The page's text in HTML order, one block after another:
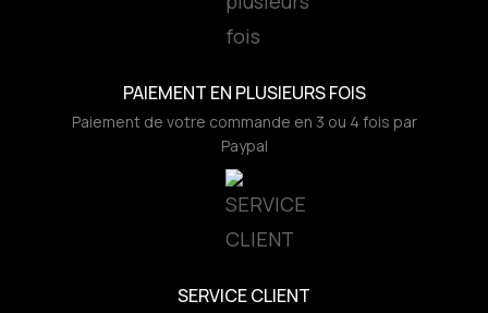
PAIEMENT EN PLUSIEURS FOIS
Paiement de votre commande en 3 ou 4 fois par
Paypal
SERVICE CLIENT